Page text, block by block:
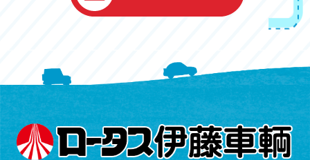
050-5851-0339
（年中無休24h対応）